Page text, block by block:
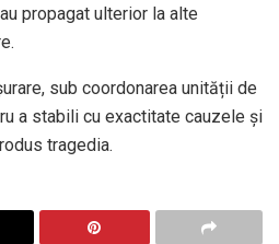
propagat ulterior la alte
sub coordonarea unității de
a stabili cu exactitate cauzele și
tragedia.